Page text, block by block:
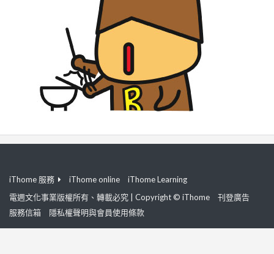
iThome 服務 iThome online
iThome Learning
電週文化事業版權所有、轉載必究 | Copyright © iThome
刊登廣告
服務信箱
隱私權聲明與會員使用條款